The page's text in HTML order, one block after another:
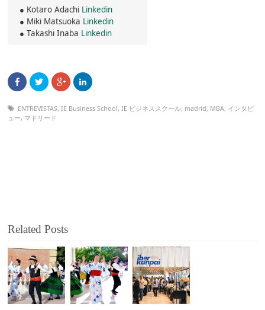
● Kotaro Adachi Linkedin
● Miki Matsuoka Linkedin
● Takashi Inaba Linkedin
ENTREVISTAS,IE Business School,IE ビジネススクール, madrid, MBA, インタビ
ュー, マドリード
Related Posts